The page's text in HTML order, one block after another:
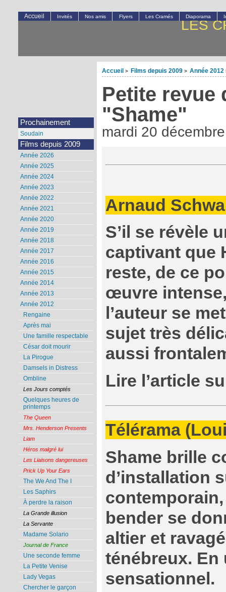
LES
Accueil > Films depuis 2009 > Année 2012
Petite revue
"Shame"
mardi 20
Arnaud
S’il se révèle
captivant que
reste, de ce
œuvre
l’auteur se
sujet très
aussi
Lire l’article
Télérama
Shame brille
d’installation
bender se
altier et
ténébreux. En
sensationnel.
Accueil Invités Nos amis Flyers Les Cramés Diaporama
Prochainement
Soudain
Films depuis 2009
Année 2026
Année 2025
Année 2024
Année 2023
Année 2022
Année 2021
Année 2020
Année 2019
Année 2018
Année 2017
Année 2016
Année 2015
Année 2014
Année 2013
Année 2012
Rengaine
Après mai
Une famille respectable
César doit mourir
La Pirogue
Damsels in Distress
Ombline
Les Jours comptés
Quelques heures de
printemps
The Queen
Mrs. Henderson Presents
Liam
Héros malgré lui
Les Liaisons dangereuses
Prick Up Your Ears
The We And The I
Les Saphirs
À perdre la raison
La Grande illusion
La Servante
Madame Solario
Journal de France
Une seconde femme
La Petite Venise
Lady Vegas
Chercher le garçon